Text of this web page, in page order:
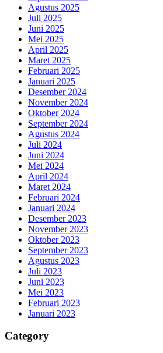
Agustus 2025
Juli 2025
Juni 2025
Mei 2025
April 2025
Maret 2025
Februari 2025
Januari 2025
Desember 2024
November 2024
Oktober 2024
September 2024
Agustus 2024
Juli 2024
Juni 2024
Mei 2024
April 2024
Maret 2024
Februari 2024
Januari 2024
Desember 2023
November 2023
Oktober 2023
September 2023
Agustus 2023
Juli 2023
Juni 2023
Mei 2023
Februari 2023
Januari 2023
Category